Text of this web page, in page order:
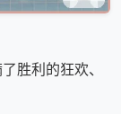
胜利的狂欢、